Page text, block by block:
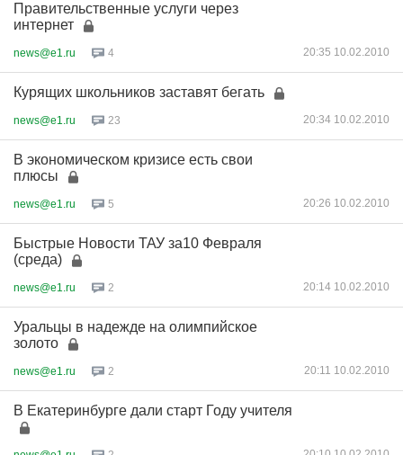
Правительственные услуги через
интернет
news@e1.ru 4 20:35 10.02.2010
Курящих школьников заставят бегать
news@e1.ru 23 20:34 10.02.2010
В экономическом кризисе есть свои
плюсы
news@e1.ru 5 20:26 10.02.2010
Быстрые Новости ТАУ за10 Февраля
(среда)
news@e1.ru 2 20:14 10.02.2010
Уральцы в надежде на олимпийское
золото
news@e1.ru 2 20:11 10.02.2010
В Екатеринбурге дали старт Году учителя